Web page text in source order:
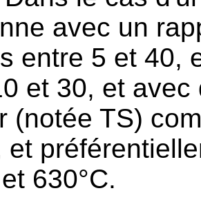
avec un
entre 5 et 40,
et 30, et
(notée TS)
et
630°C.